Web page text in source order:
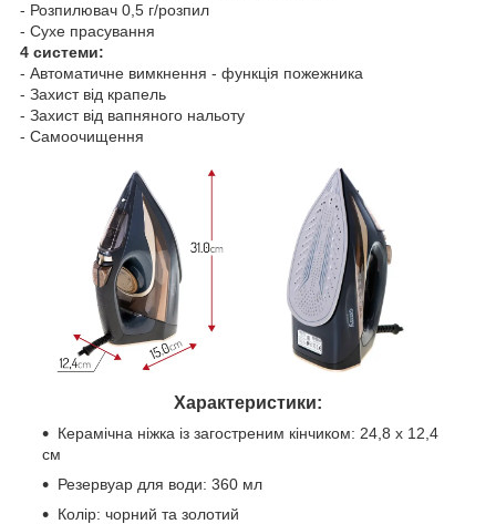
- Розпилювач 0,5 г/розпил
- Сухе прасування
4 системи:
- Автоматичне вимкнення - функція пожежника
- Захист від крапель
- Захист від вапняного нальоту
- Самоочищення
Характеристики:
Керамічна ніжка із загостреним кінчиком: 24,8 x 12,4
см
Резервуар для води: 360 мл
Колір: чорний та золотий